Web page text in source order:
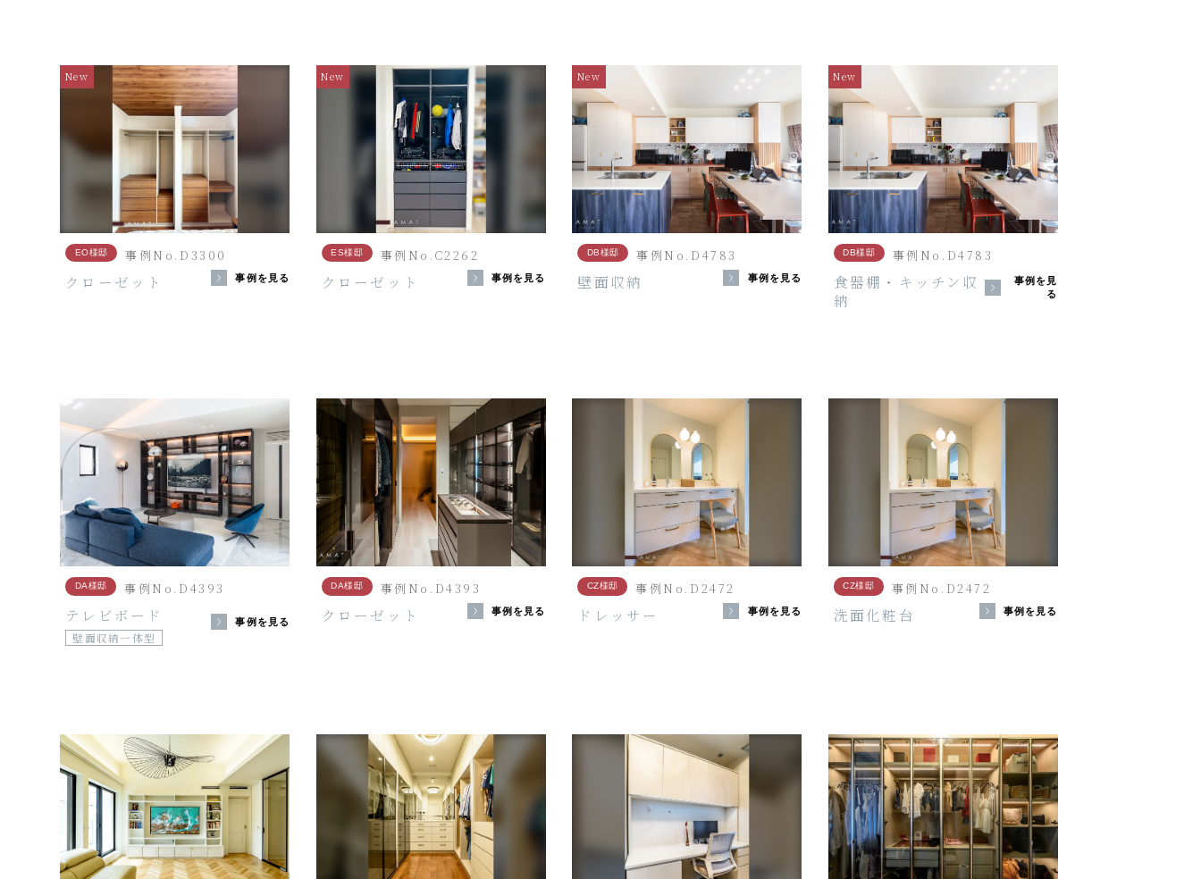
New
EO様邸 事例No.D3300
クローゼット 事例を見る
New
ES様邸 事例No.C2262
クローゼット 事例を見る
New
DB様邸 事例No.D4783
壁面収納 事例を見る
New
DB様邸 事例No.D4783
食器棚・キッチン収
納
事例を見
る
DA様邸 事例No.D4393
テレビボード
壁面収納一体型
事例を見る
DA様邸 事例No.D4393
クローゼット 事例を見る
CZ様邸 事例No.D2472
ドレッサー 事例を見る
CZ様邸 事例No.D2472
洗面化粧台 事例を見る